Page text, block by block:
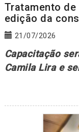
Tratamento
edição da
21/07/2026
Capacitação
Camila Lira e